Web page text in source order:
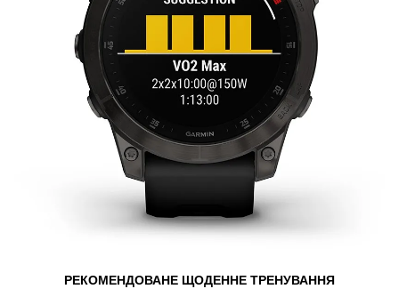
РЕКОМЕНДОВАНЕ ЩОДЕННЕ ТРЕНУВАННЯ